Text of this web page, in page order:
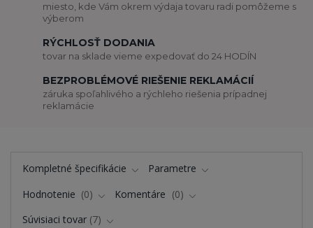
miesto, kde Vám okrem výdaja tovaru radi pomôžeme s
výberom
RÝCHLOSŤ DODANIA
tovar na sklade vieme expedovať do 24 HODÍN
BEZPROBLÉMOVÉ RIEŠENIE REKLAMÁCIÍ
záruka spoľahlivého a rýchleho riešenia prípadnej
reklamácie
Kompletné špecifikácie
Parametre
Hodnotenie
0 Komentáre
0
Súvisiaci tovar 7